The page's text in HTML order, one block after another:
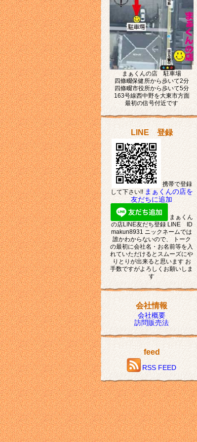
まぁくんの店 駐車場
四條畷保健所から歩いて2分
四條畷市役所から歩いて5分
163号線西中野を大東市方面
最初の信号付近です
LINE 登録
携帯で登録
して下さい!!まぁくんの店を
友だちに追加
まぁくん
の店LINE友だち登録 LINE ID
makun8931 ニックネームでは
誰かわからないので、 トーク
の最初に会社名・お名前等を入
れていただけるとスムーズにや
りとりが出来ると思います お
手数ですがよろしくお願いしま
す
会社情報
会社概要
訪問販売法
feed
RSS FEED